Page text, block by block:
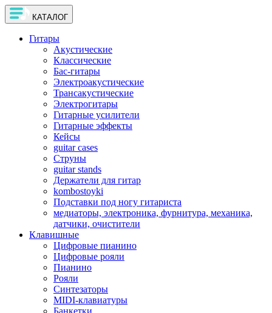
КАТАЛОГ
Гитары
Акустические
Классические
Бас-гитары
Электроакустические
Трансакустические
Электрогитары
Гитарные усилители
Гитарные эффекты
Кейсы
guitar cases
Струны
guitar stands
Держатели для гитар
kombostoyki
Подставки под ногу гитариста
медиаторы, электроника, фурнитура, механика,
датчики, очистители
Клавишные
Цифровые пианино
Цифровые рояли
Пианино
Рояли
Синтезаторы
MIDI-клавиатуры
Банкетки